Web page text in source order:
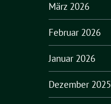
März 2026
Februar 2026
Januar 2026
Dezember 2025